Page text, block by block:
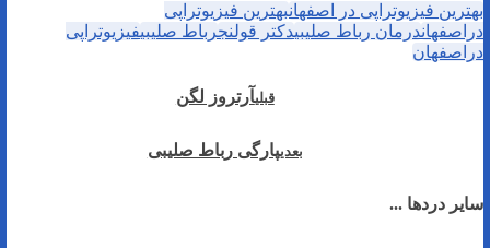
بهترین فیزیوتراپی در اصفهانبهترین فیزیوتراپی
دراصفهاندرمان رباط صلیبیدکتر قولنجرباط صلیبیفیزیوتراپی
دراصفهان
قبلیآرتروز لگن
بعدیپارگی رباط صلیبی
سایر دردها ...